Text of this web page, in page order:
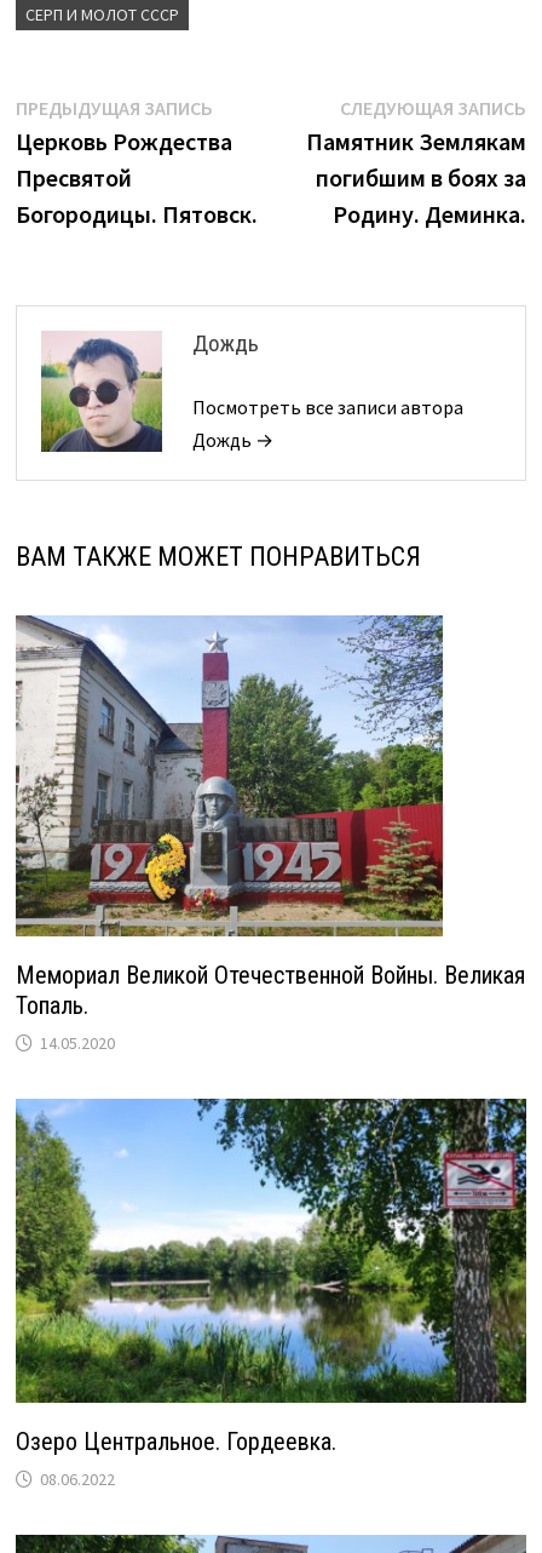
СЕРП И МОЛОТ СССР
Навигация
по
записям
ПРЕДЫДУЩАЯ ЗАПИСЬПредыдущая
запись:
Церковь Рождества
Пресвятой
Богородицы. Пятовск.
СЛЕДУЮЩАЯ ЗАПИСЬ
Памятник Землякам
погибшим в боях за
Родину. Деминка.
Дождь
Посмотреть все записи автора
Дождь →
ВАМ ТАКЖЕ МОЖЕТ ПОНРАВИТЬСЯ
Мемориал Великой Отечественной Войны. Великая
Топаль.
14.05.2020
Озеро Центральное. Гордеевка.
08.06.2022